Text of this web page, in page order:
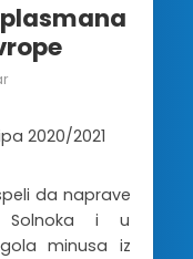
da naprave
Solnoka i u
minusa iz